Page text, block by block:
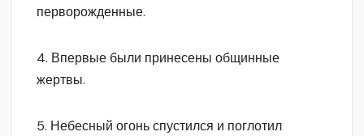
перворожденные.
4. Впервые были принесены общинные
жертвы.
5. Небесный огонь спустился и поглотил